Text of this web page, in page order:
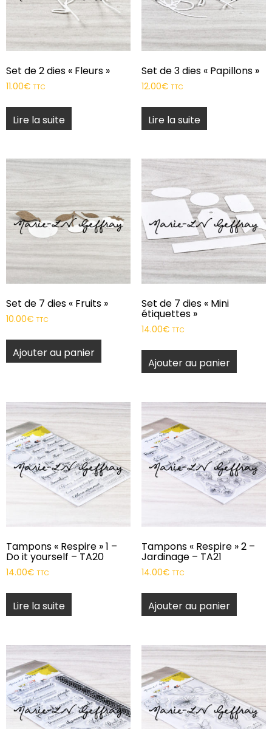
Set de 2 dies « Fleurs »
11.00€ TTC
Lire la suite
Set de 3 dies « Papillons »
12.00€ TTC
Lire la suite
Set de 7 dies « Fruits »
10.00€ TTC
Ajouter au panier
Set de 7 dies « Mini
étiquettes »
14.00€ TTC
Ajouter au panier
Tampons « Respire » 1 –
Do it yourself – TA20
14.00€ TTC
Lire la suite
Tampons « Respire » 2 –
Jardinage – TA21
14.00€ TTC
Ajouter au panier